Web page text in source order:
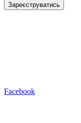
Зареєструватись
Facebook